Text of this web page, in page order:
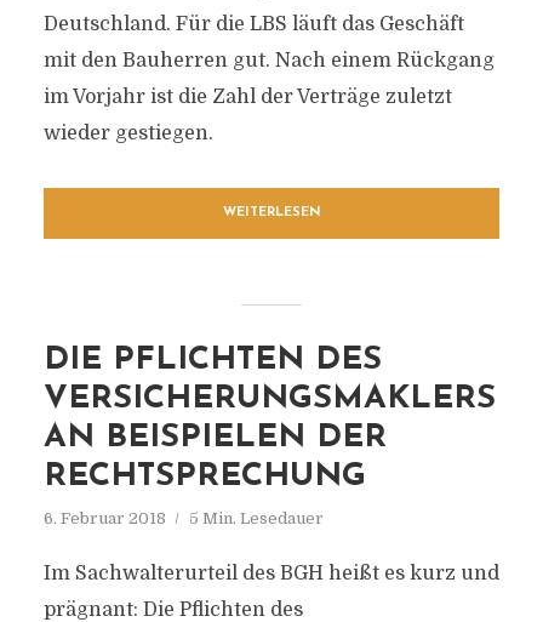
Deutschland. Für die LBS läuft das Geschäft
mit den Bauherren gut. Nach einem Rückgang
im Vorjahr ist die Zahl der Verträge zuletzt
wieder gestiegen.
WEITERLESEN
DIE PFLICHTEN DES
VERSICHERUNGSMAKLERS
AN BEISPIELEN DER
RECHTSPRECHUNG
6. Februar 2018 5 Min. Lesedauer
Im Sachwalterurteil des BGH heißt es kurz und
prägnant: Die Pflichten des